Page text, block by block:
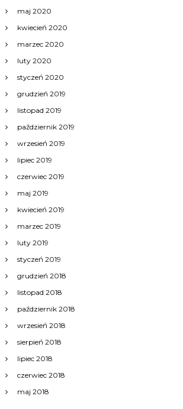
maj 2020
kwiecień 2020
marzec 2020
luty 2020
styczeń 2020
grudzień 2019
listopad 2019
październik 2019
wrzesień 2019
lipiec 2019
czerwiec 2019
maj 2019
kwiecień 2019
marzec 2019
luty 2019
styczeń 2019
grudzień 2018
listopad 2018
październik 2018
wrzesień 2018
sierpień 2018
lipiec 2018
czerwiec 2018
maj 2018